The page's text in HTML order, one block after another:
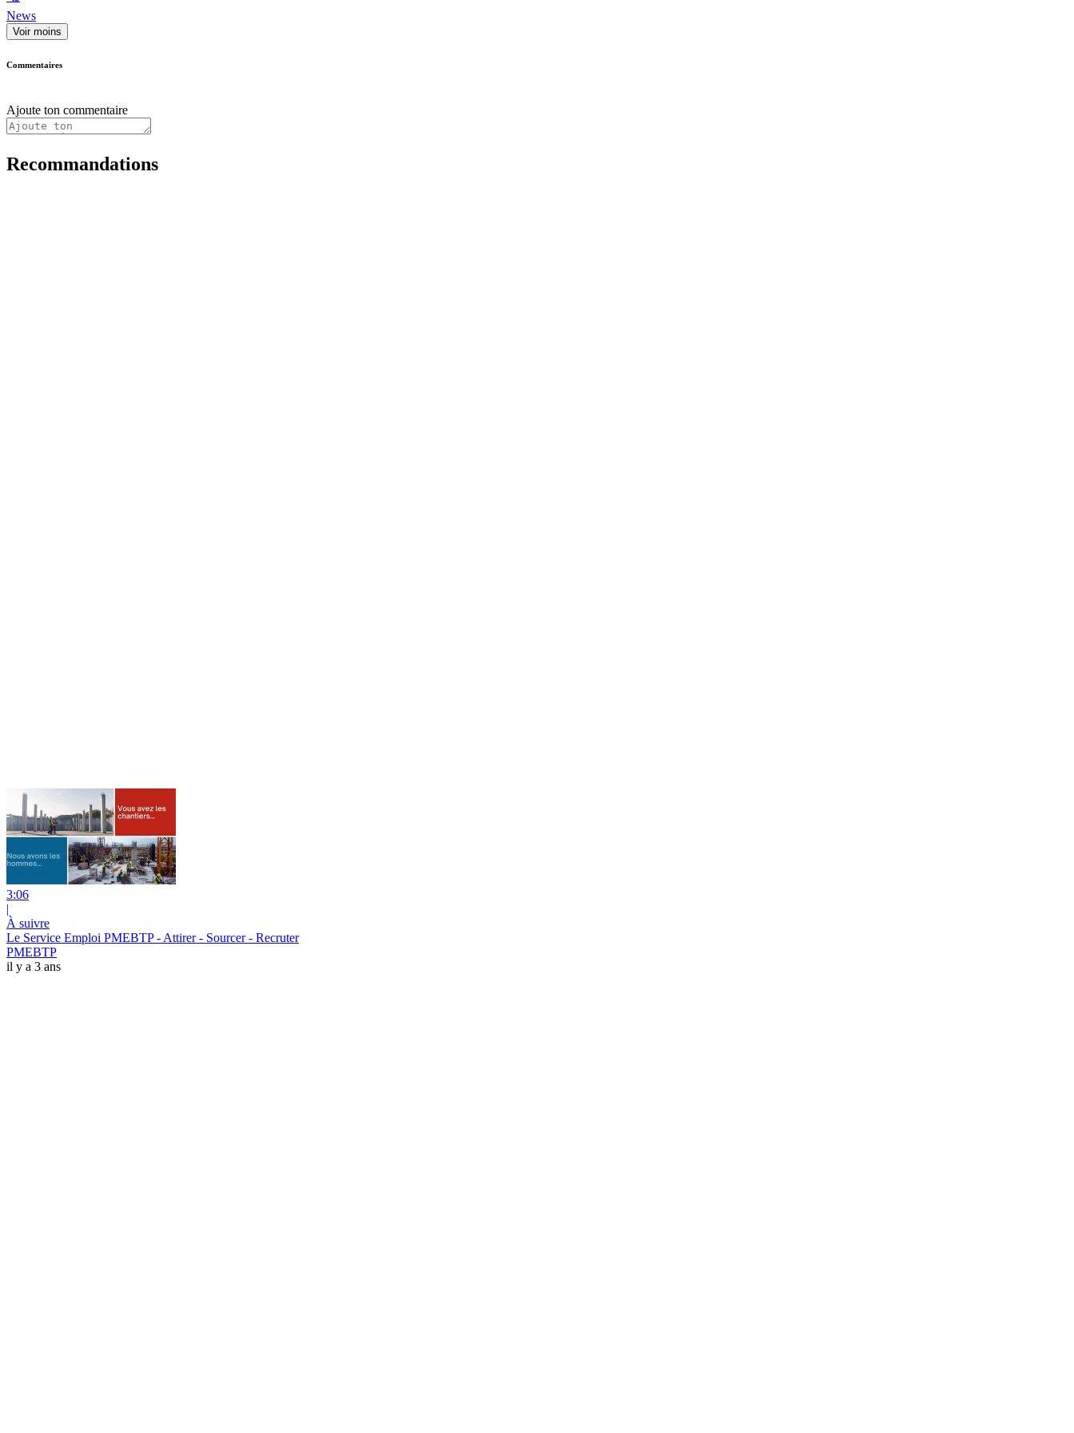
News
Voir moins
Commentaires
Ajoute ton commentaire
Recommandations
3:06
|
À suivre
Le Service Emploi PMEBTP - Attirer - Sourcer - Recruter
PMEBTP
il y a 3 ans